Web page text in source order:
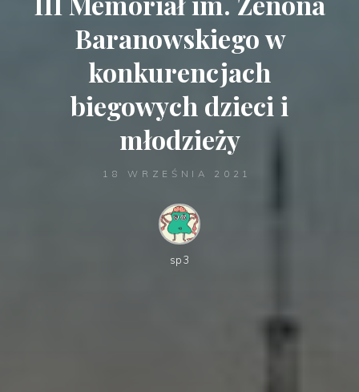
Baranowskiego w
konkurencjach
biegowych dzieci i
młodzieży
18 WRZEŚNIA 2021
sp3